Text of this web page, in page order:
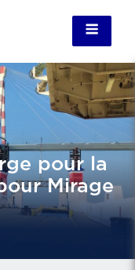
pour la
Mirage